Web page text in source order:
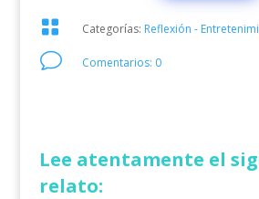
 Categorías: Reflexión -
v Comentarios: 0
Lee atentamente el
relato: